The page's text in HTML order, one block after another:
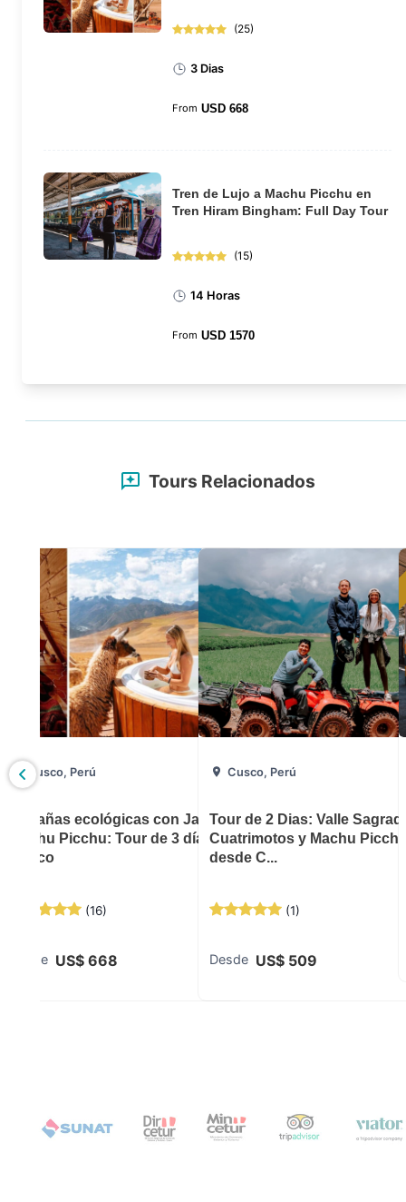
(25)
3 Dias
From USD 668
Tren de Lujo a Machu Picchu en
Tren Hiram Bingham: Full Day Tour
(15)
14 Horas
From USD 1570
Tours Relacionados
de 3
Cusco, Perú
Cabañas ecológicas con Jacussi y
Machu Picchu: Tour de 3 días desde
Cusco
(16)
Desde US$ 668
Cusco, Perú
Tour de 2 Dias: Valle
Cuatrimotos y Machu
desde C...
(1)
Desde US$ 509